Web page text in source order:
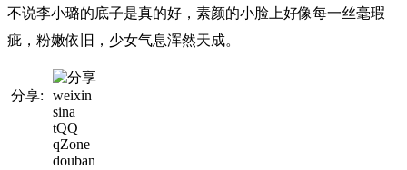
不说李小璐的底子是真的好，素颜的小脸上好像每一丝毫瑕
疵，粉嫩依旧，少女气息浑然天成。
分享:
weixin
sina
tQQ
qZone
douban